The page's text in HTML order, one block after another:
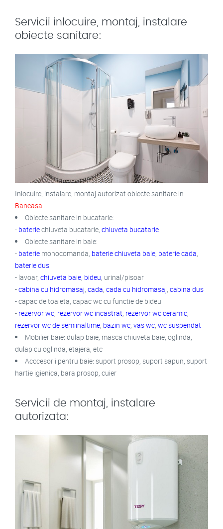
Servicii inlocuire, montaj, instalare
obiecte sanitare:
Inlocuire, instalare, montaj autorizat obiecte sanitare in
Baneasa:
Obiecte sanitare in bucatarie:
- bateriechiuveta bucatarie, chiuveta bucatarie
Obiecte sanitare in baie:
- baterie monocomanda, baterie chiuveta baie baterie cada
baterie dus
- lavoar, chiuveta baie bideu , urinal/pisoar
-cabina cu hidromasaj cada cada cu hidromasaj cabina dus
- capac de toaleta, capac wc cu functie de bideu
- rezervor wc rezervor wc incastrat rezervor wc ceramic
rezervor wc de semiinaltime bazin wc vas wc wc suspendat
Mobilier baie: dulap baie, masca chiuveta baie, oglinda,
dulap cu oglinda, etajera, etc
Acccesorii pentru baie: suport prosop, suport sapun, suport
hartie igienica, bara prosop, cuier
Servicii de montaj, instalare
autorizata: